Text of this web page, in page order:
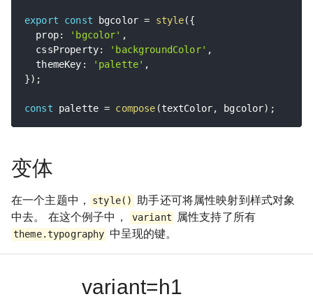
export const bgcolor = style({
  prop
: 'bgcolor' ,
  cssProperty
: 'backgroundColor' ,
  themeKey
: 'palette' ,
}) ;
const palette = compose (textColor, bgcolor) ;
变体
在一个主题中， style() 助手还可将属性映射到样式对象
中去。 在这个例子中，
variant 属性支持了所有
theme.typography 中呈现的键。
variant=h1